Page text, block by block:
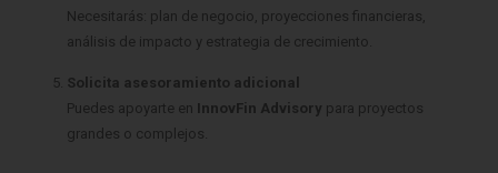
Necesitarás: plan de negocio, proyecciones financieras,
análisis de impacto y estrategia de crecimiento.
Solicita asesoramiento adicional
Puedes apoyarte en InnovFin Advisory para proyectos
grandes o complejos.